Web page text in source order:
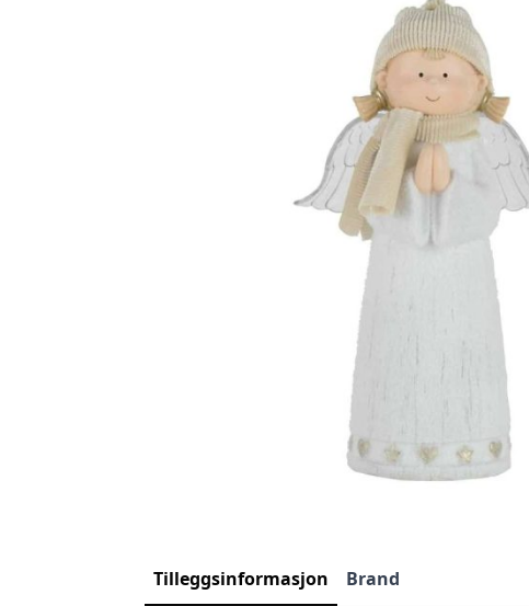
Tilleggsinformasjon Brand